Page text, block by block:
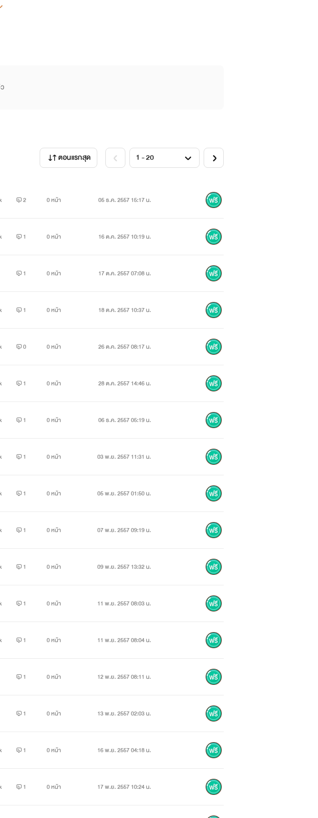
เพื่อทวงรักเธอในวันนี้
ตอนแรกสุด
2 0 หน้า 05 ธ.ค. 2557 15:17 น.
1 0 หน้า 16 ต.ค. 2557 10:19 น.
1 0 หน้า 17 ต.ค. 2557 07:08 น.
1 0 หน้า 18 ต.ค. 2557 10:37 น.
0 0 หน้า 26 ต.ค. 2557 08:17 น.
1 0 หน้า 28 ต.ค. 2557 14:46 น.
1 0 หน้า 06 ธ.ค. 2557 05:19 น.
1 0 หน้า 03 พ.ย. 2557 11:31 น.
1 0 หน้า 05 พ.ย. 2557 01:50 น.
1 0 หน้า 07 พ.ย. 2557 09:19 น.
1 0 หน้า 09 พ.ย. 2557 13:32 น.
1 0 หน้า 11 พ.ย. 2557 08:03 น.
1 0 หน้า 11 พ.ย. 2557 08:04 น.
1 0 หน้า 12 พ.ย. 2557 08:11 น.
1 0 หน้า 13 พ.ย. 2557 02:03 น.
1 0 หน้า 16 พ.ย. 2557 04:18 น.
1 0 หน้า 17 พ.ย. 2557 10:24 น.